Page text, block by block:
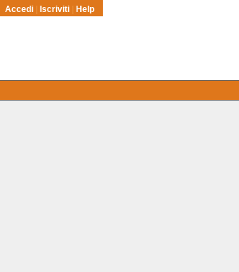
Accedi Iscriviti Help